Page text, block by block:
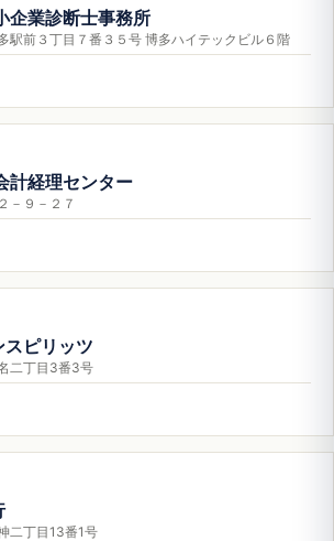
企業診断士事務所
駅前３丁目７番３５号 博多ハイテックビル６階
計経理センター
－９－２７
ピリッツ
二丁目3番3号
二丁目13番1号